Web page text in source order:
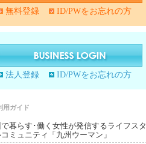
無料登録 ID/PWをお忘れの方
法人登録 ID/PWをお忘れの方
用ガイド
で暮らす･働く女性が発信するライフスタ
ミュニティ「九州ウーマン」